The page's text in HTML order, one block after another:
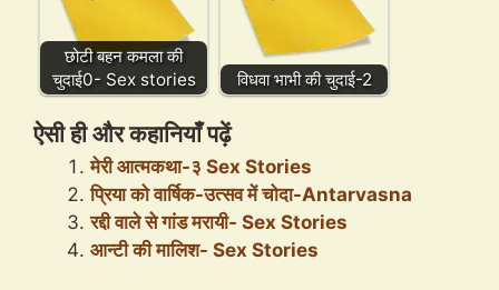
छोटी बहन कमला की
चुदाई0- Sex stories
विधवा भाभी की चुदाई-2
ऐसी ही और कहानियाँ पढ़ें
मेरी आत्मकथा-३ Sex Stories
प्रिया को वार्षिक-उत्सव में चोदा-Antarvasna
रद्दी वाले से गांड मरायी- Sex Stories
आन्टी की मालिश- Sex Stories